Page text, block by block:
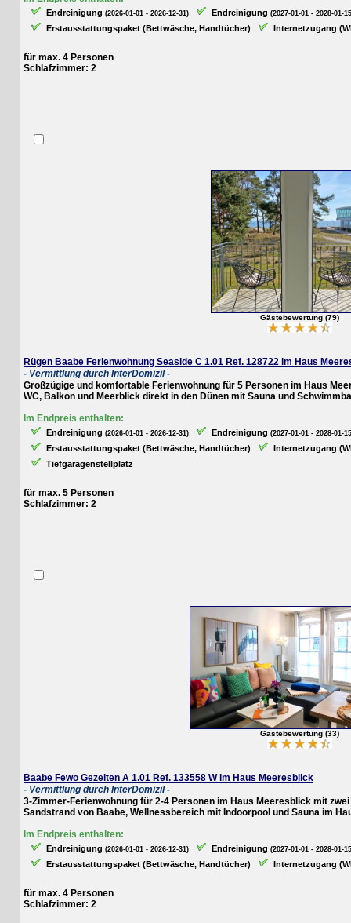
Endreinigung(2026-01-01 - 2026-12-31) Endreinigung(2027-01-01 - 2028-01-15)
Erstausstattungspaket (Bettwäsche, Handtücher) Internetzugang (WLAN)
für max. 4 Personen
Schlafzimmer: 2
Gästebewertung (79)
Rügen Baabe Ferienwohnung Seaside C 1.01 Ref. 128722 im Haus
- Vermittlung durch InterDomizil -
Großzügige und komfortable Ferienwohnung für 5 Personen im Haus
WC, Balkon und Meerblickdirekt in den Dünen mit Sauna und Schwimmbad
Im Endpreis enthalten:
Endreinigung(2026-01-01 - 2026-12-31) Endreinigung(2027-01-01 - 2028-01-15)
Erstausstattungspaket (Bettwäsche, Handtücher)
Internetzugang (WLAN)
Tiefgaragenstellplatz
für max. 5 Personen
Schlafzimmer: 2
Gästebewertung (33)
Baabe Fewo Gezeiten A 1.01 Ref. 133558 W im Haus Meeresblick
- Vermittlung durch InterDomizil -
3-Zimmer-Ferienwohnung für 2-4 Personen im Haus Meeresblick mit zwei
Sandstrand von Baabe, Wellnessbereich mit Indoorpool und Sauna im Haus
Im Endpreis enthalten:
Endreinigung(2026-01-01 - 2026-12-31) Endreinigung(2027-01-01 - 2028-01-15)
Erstausstattungspaket (Bettwäsche, Handtücher) Internetzugang (WLAN)
für max. 4 Personen
Schlafzimmer: 2